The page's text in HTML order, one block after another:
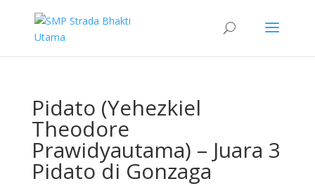
Pidato (Yehezkiel
Theodore
Prawidyautama) – Juara 3
Pidato di Gonzaga